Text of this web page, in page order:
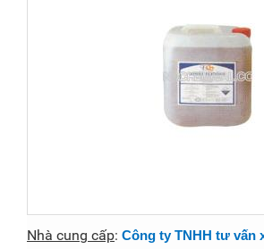
Nhà cung cấp: Công ty TNHH tư vấn